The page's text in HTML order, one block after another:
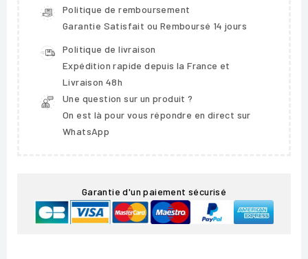
Politique de remboursement
Garantie Satisfait ou Remboursé 14 jours
Politique de livraison
Expédition rapide depuis la France et
Livraison 48h
Une question sur un produit ?
On est là pour vous répondre en direct sur
WhatsApp
Garantie d'un paiement sécurisé